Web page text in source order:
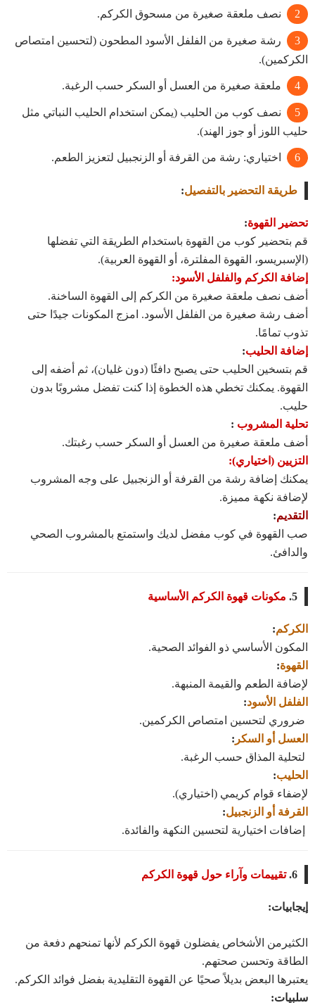
نصف ملعقة صغيرة من مسحوق الكركم.
رشة صغيرة من الفلفل الأسود المطحون (لتحسين امتصاص
الكركمين).
ملعقة صغيرة من العسل أو السكر حسب الرغبة.
نصف كوب من الحليب (يمكن استخدام الحليب النباتي مثل
حليب اللوز أو جوز الهند).
اختياري: رشة من القرفة أو الزنجبيل لتعزيز الطعم.
طريقة التحضير بالتفصيل:
تحضير القهوة:
قم بتحضير كوب من القهوة باستخدام الطريقة التي تفضلها
(الإسبريسو، القهوة المفلترة، أو القهوة العربية).
إضافة الكركم والفلفل الأسود:
أضف نصف ملعقة صغيرة من الكركم إلى القهوة الساخنة.
أضف رشة صغيرة من الفلفل الأسود. امزج المكونات جيدًا حتى
تذوب تمامًا.
إضافة الحليب:
قم بتسخين الحليب حتى يصبح دافئًا (دون غليان)، ثم أضفه إلى
القهوة. يمكنك تخطي هذه الخطوة إذا كنت تفضل مشروبًا بدون
حليب.
تحلية المشروب :
أضف ملعقة صغيرة من العسل أو السكر حسب رغبتك.
التزيين (اختياري):
يمكنك إضافة رشة من القرفة أو الزنجبيل على وجه المشروب
لإضافة نكهة مميزة.
التقديم:
صب القهوة في كوب مفضل لديك واستمتع بالمشروب الصحي
والدافئ.
5. مكونات قهوة الكركم الأساسية
الكركم:
المكون الأساسي ذو الفوائد الصحية.
القهوة:
لإضافة الطعم والقيمة المنبهة.
الفلفل الأسود:
ضروري لتحسين امتصاص الكركمين.
العسل أو السكر :
لتحلية المذاق حسب الرغبة.
الحليب:
لإضفاء قوام كريمي (اختياري).
القرفة أو الزنجبيل:
إضافات اختيارية لتحسين النكهة والفائدة.
6. تقييمات وآراء حول قهوة الكركم
إيجابيات:
الكثيرمن الأشخاص يفضلون قهوة الكركم لأنها تمنحهم دفعة من
الطاقة وتحسن صحتهم.
يعتبرها البعض بديلاً صحيًا عن القهوة التقليدية بفضل فوائد الكركم.
سلبيات: